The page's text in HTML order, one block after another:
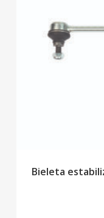
Bieleta